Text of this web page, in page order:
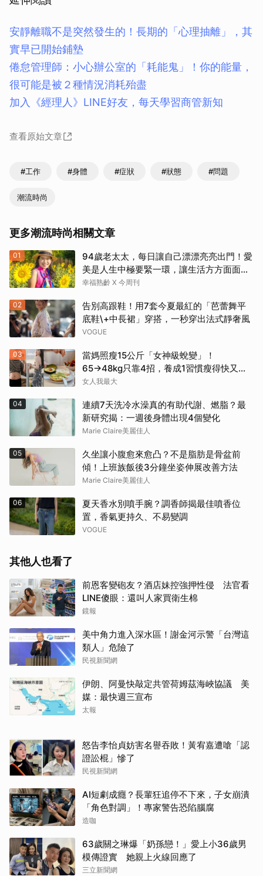
安靜離職不是突然發生的！長期的「心理抽離」，其
實早已開始鋪墊
倦怠管理師：小心辦公室的「耗能鬼」！你的能量，
很可能是被２種情況消耗殆盡
加入《經理人》LINE好友，每天學習商管新知
查看原始文章
#工作 #身體 #症狀 #狀態 #問題
潮流時尚
更多潮流時尚相關文章
01
94歲老太太，每日讓自己漂漂亮亮出門！愛
美是人生中極要緊一環，讓生活方方面面，
更加豐富有樂趣
幸福熟齡 X 今周刊
02
告別高跟鞋！用7套今夏最紅的「芭蕾舞平
底鞋\+中長裙」穿搭，一秒穿出法式靜奢風
VOGUE
03
當媽照瘦15公斤「女神級蛻變」！
65→48kg只靠4招，養成1習慣瘦得快又不
復胖
女人我最大
04
連續7天洗冷水澡真的有助代謝、燃脂？最
新研究揭：一週後身體出現4個變化
Marie Claire美麗佳人
05
久坐讓小腹愈來愈凸？不是脂肪是骨盆前
傾！上班族飯後3分鐘坐姿伸展改善方法
Marie Claire美麗佳人
06
夏天香水別噴手腕？調香師揭最佳噴香位
置，香氣更持久、不易變調
VOGUE
其他人也看了
前恩客變砲友？酒店妹控強押性侵 法官看
LINE傻眼：還叫人家買衛生棉
鏡報
美中角力進入深水區！謝金河示警「台灣這
類人」危險了
民視新聞網
伊朗、阿曼快敲定共管荷姆茲海峽協議 美
媒：最快週三宣布
太報
怒告李怡貞妨害名譽吞敗！黃宥嘉遭嗆「認
證訟棍」慘了
民視新聞網
AI短劇成癮？長輩狂追停不下來，子女崩潰
「角色對調」！專家警告恐陷腦腐
造咖
63歲關之琳爆「奶孫戀！」愛上小36歲男
模傳證實 她親上火線回應了
三立新聞網